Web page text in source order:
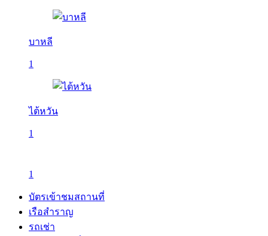
บาหลี
1
ไต้หวัน
1
1
บัตรเข้าชมสถานที่
เรือสำราญ
รถเช่า